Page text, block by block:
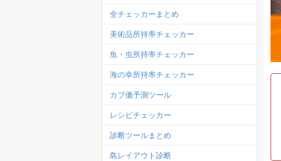
全チェッカーまとめ
美術品所持率チェッカー
魚・虫所持率チェッカー
海の幸所持率チェッカー
カブ価予測ツール
レシピチェッカー
診断ツールまとめ
島レイアウト診断